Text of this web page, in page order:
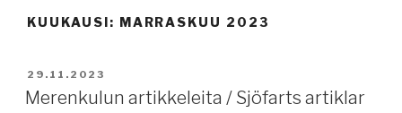
KUUKAUSI: MARRASKUU 2023
JULKAISTU
29.11.2023
Merenkulun artikkeleita / Sjöfarts artiklar